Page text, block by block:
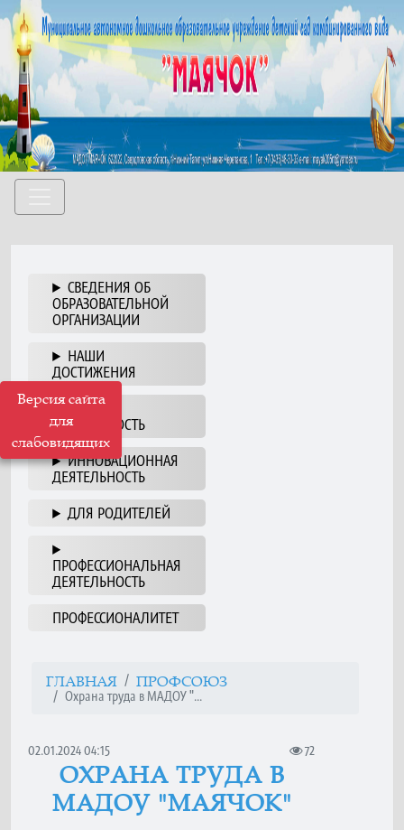
Версия сайта
для
слабовидящих
СВЕДЕНИЯ ОБ
ОБРАЗОВАТЕЛЬНОЙ
ОРГАНИЗАЦИИ
НАШИ
ДОСТИЖЕНИЯ
НАША
ДЕЯТЕЛЬНОСТЬ
ИННОВАЦИОННАЯ
ДЕЯТЕЛЬНОСТЬ
ДЛЯ РОДИТЕЛЕЙ
ПРОФЕССИОНАЛЬНАЯ
ДЕЯТЕЛЬНОСТЬ
ПРОФЕССИОНАЛИТЕТ
ГЛАВНАЯ ПРОФСОЮЗ
Охрана труда в МАДОУ "...
02.01.2024 04:15 72
ОХРАНА ТРУДА В
МАДОУ "МАЯЧОК"